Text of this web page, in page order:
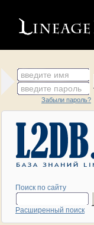
введите имя
введите пароль
Забыли пароль?
Поиск по сайту
Расширенный поиск